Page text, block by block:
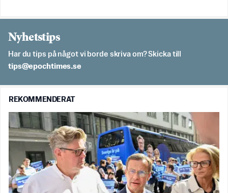
Nyhetstips
Har du tips på något vi borde skriva om? Skicka till
es.semithcope@spit
REKOMMENDERAT